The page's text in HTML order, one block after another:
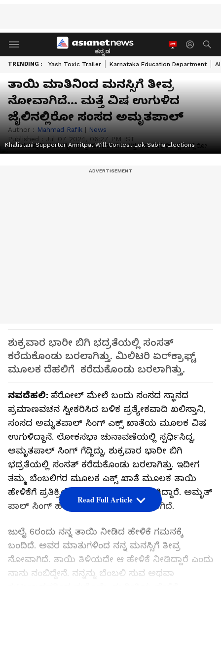
ಕನ್ನಡ
TRENDING : Yash Toxic Trailer Karnataka Education Department
ತಾಯಿ ಮಾತಿನಿಂದ ಮನಸ್ಸಿಗೆ ತೀವ್ರ
ನೋವಾಗಿದೆ… ಮತ್ತೆ ವಿಷ ಉಗುಳಿದ
ಜೈಲಿನಲ್ಲಿರೋ ಸಂಸದ ಅಮೃತಪಾಲ್
Author : Mahmad Rafik | News
Published : Jul 07 2024, 06:27 PM IST
Khalistani Supporter Amritpal Will Contest Lok Sabha Elections
ಶುಕ್ರವಾರ ಭಾರೀ ಬಿಗಿ ಭದ್ರತೆಯಲ್ಲಿ ಸಂಸತ್
ಕರೆದುಕೊಂಡು ಬರಲಾಗಿತ್ತು. ಮಿಲಿಟರಿ ಏರ್‌ಕ್ರಾಫ್ಟ್
ಮೂಲಕ ದೆಹಲಿಗೆ ಕರೆದುಕೊಂಡು ಬರಲಾಗಿತ್ತು.
ನವದೆಹಲಿ: ಪೆರೋಲ್ ಮೇಲೆ ಬಂದು ಸಂಸದ ಸ್ಥಾನದ
ಪ್ರಮಾಣವಚನ ಸ್ವೀಕರಿಸಿದ ಬಳಿಕ ಪ್ರತ್ಯೇಕವಾದಿ ಖಲಿಸ್ತಾನಿ,
ಸಂಸದ ಅಮೃತಪಾಲ್ ಸಿಂಗ್ ಎಕ್ಸ್ ಖಾತೆಯ ಮೂಲಕ ವಿಷ
ಉಗುಳಿದ್ದಾನೆ. ಲೋಕಸಭಾ ಚುನಾವಣೆಯಲ್ಲಿ ಸ್ಪರ್ಧಿಸಿದ್ದ,
ಅಮೃತಪಾಲ್ ಸಿಂಗ್‌ ಗೆದ್ದಿದ್ದು, ಶುಕ್ರವಾರ ಭಾರೀ ಬಿಗಿ
ಭದ್ರತೆಯಲ್ಲಿ ಸಂಸತ್ ಕರೆದುಕೊಂಡು ಬರಲಾಗಿತ್ತು. ಇದೀಗ
ತಮ್ಮ ಬೆಂಬಲಿಗರ ಮೂಲಕ ಎಕ್ಸ್ ಖಾತೆ ಮೂಲಕ ತಾಯಿ
ಹೇಳಿಕೆಗೆ ಪ್ರತಿಕ್ರಿಯಿಸಿ, ಮತ್ತೆ ವಿಷ ಹೊರ ಹಾಕಿದ್ದಾರೆ. ಅಮೃತ್
ಪಾಲ್ ಸಿಂಗ್ ಹೇಳಿಕೆ ತೀವ್ರ ಚರ್ಚೆಗೆ ಗ್ರಾಸವಾಗಿದೆ.
ಜುಲೈ 6ರಂದು ನನ್ನ ತಾಯಿ ನೀಡಿದ ಹೇಳಿಕೆ ಗಮನಕ್ಕೆ
ಬಂದಿದೆ. ಅವರ ಮಾತುಗಳಿಂದ ನನ್ನ ಮನಸ್ಸಿಗೆ ತೀವ್ರ
ನೋವಾಗಿದೆ. ತಾಯಿ ತಿಳಿಯದೇ ಆ ಹೇಳಿಕೆ ನೀಡಿದ್ದಾರೆ ಎಂದು
ನಾನು ನಂಬಿದ್ದೇನೆ. ನನ್ನನ್ನು ಬೆಂಬಲಿ ಸುವ ಅಥವಾ
Read Full Article